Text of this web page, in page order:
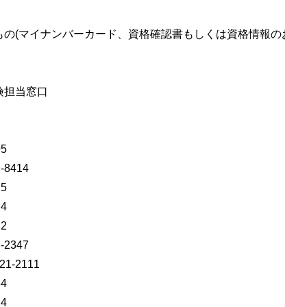
(マイナンバーカード、資格確認書もしくは資格情報
担当窓口
8414
2347
2111